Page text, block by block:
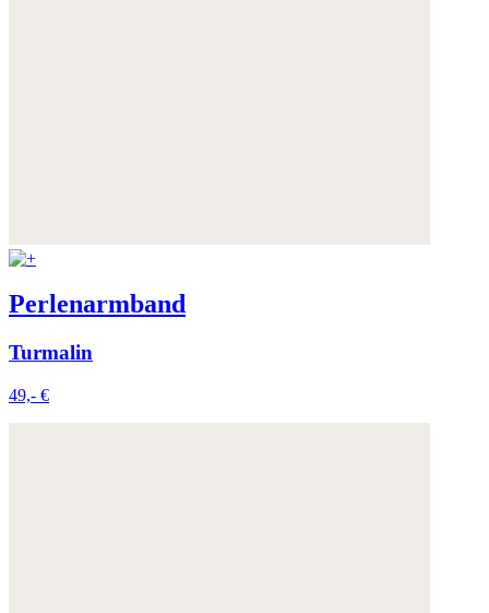
Perlenarmband
Turmalin
49,- €